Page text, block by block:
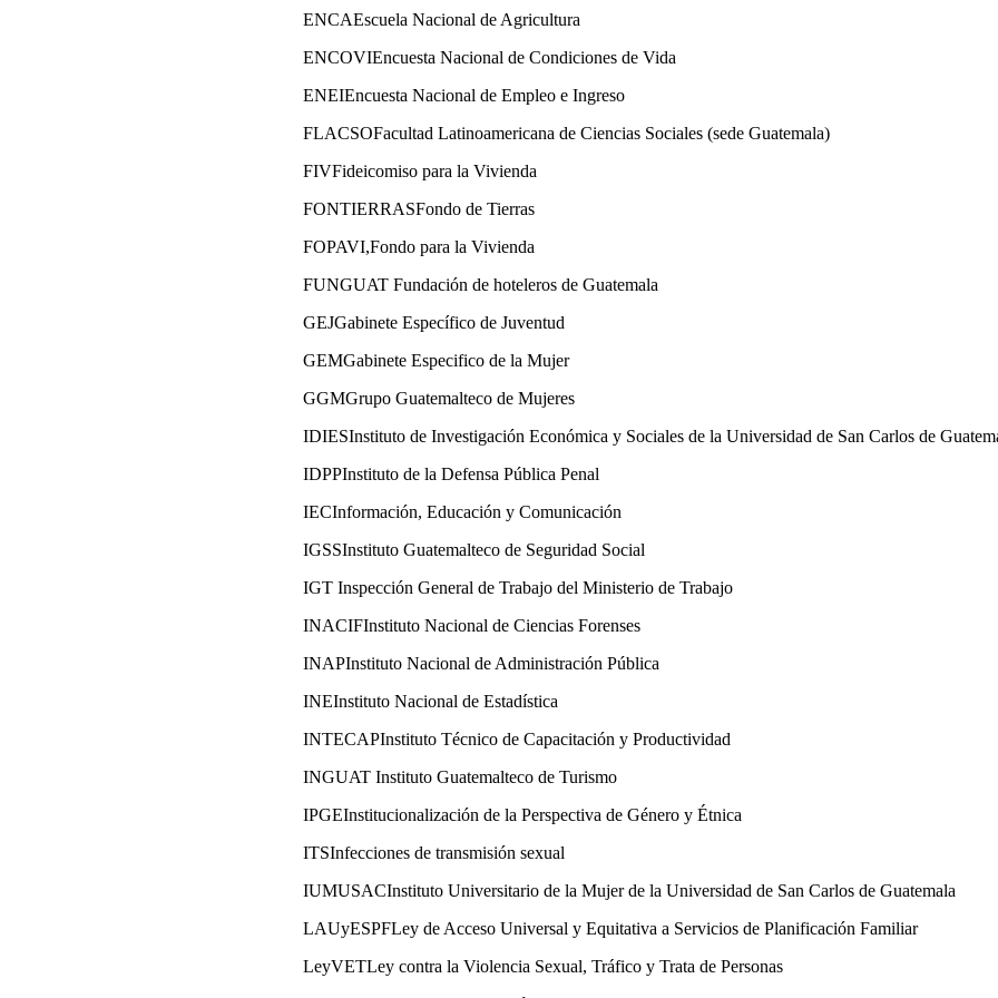
ENCAEscuela Nacional de Agricultura
ENCOVIEncuesta Nacional de Condiciones de Vida
ENEIEncuesta Nacional de Empleo e Ingreso
FLACSOFacultad Latinoamericana de Ciencias Sociales (sede Guatemala)
FIVFideicomiso para la Vivienda
FONTIERRASFondo de Tierras
FOPAVI,Fondo para la Vivienda
FUNGUAT Fundación de hoteleros de Guatemala
GEJGabinete Específico de Juventud
GEMGabinete Especifico de la Mujer
GGMGrupo Guatemalteco de Mujeres
IDIESInstituto de Investigación Económica y Sociales de la Universidad de San Carlos de
IDPPInstituto de la Defensa Pública Penal
IECInformación, Educación y Comunicación
IGSSInstituto Guatemalteco de Seguridad Social
IGT Inspección General de Trabajo del Ministerio de Trabajo
INACIFInstituto Nacional de Ciencias Forenses
INAPInstituto Nacional de Administración Pública
INEInstituto Nacional de Estadística
INTECAPInstituto Técnico de Capacitación y Productividad
INGUAT Instituto Guatemalteco de Turismo
IPGEInstitucionalización de la Perspectiva de Género y Étnica
ITSInfecciones de transmisión sexual
IUMUSACInstituto Universitario de la Mujer de la Universidad de San Carlos de Guatemala
LAUyESPFLey de Acceso Universal y Equitativa a Servicios de Planificación Familiar
LeyVETLey contra la Violencia Sexual, Tráfico y Trata de Personas